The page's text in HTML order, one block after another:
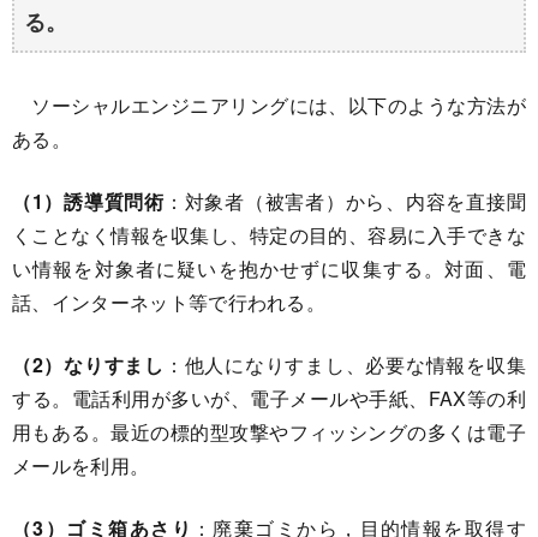
る。
ソーシャルエンジニアリングには、以下のような方法が
ある。
（1）誘導質問術 ：対象者（被害者）から、内容を直接聞
くことなく情報を収集し、特定の目的、容易に入手できな
い情報を対象者に疑いを抱かせずに収集する。対面、電
話、インターネット等で行われる。
（2）なりすまし ：他人になりすまし、必要な情報を収集
する。電話利用が多いが、電子メールや手紙、FAX等の利
用もある。最近の標的型攻撃やフィッシングの多くは電子
メールを利用。
（3）ゴミ箱あさり ：廃棄ゴミから，目的情報を取得す